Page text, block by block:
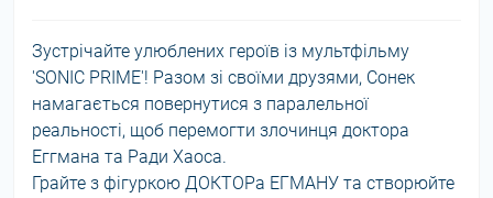
Зустрічайте улюблених героїв із мультфільму
'SONIC PRIME'! Разом зі своїми друзями, Сонек
намагається повернутися з паралельної
реальності, щоб перемогти злочинця доктора
Еггмана та Ради Хаоса.
Грайте з фігуркою ДОКТОРа ЕГМАНУ та створюйте